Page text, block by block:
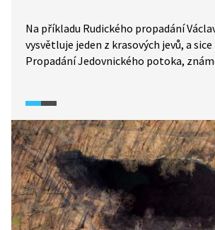
Na příkladu Rudického propadání
vysvětluje jeden z krasových jevů, a
Propadání Jedovnického potoka,
do hloubky 90 metrů.